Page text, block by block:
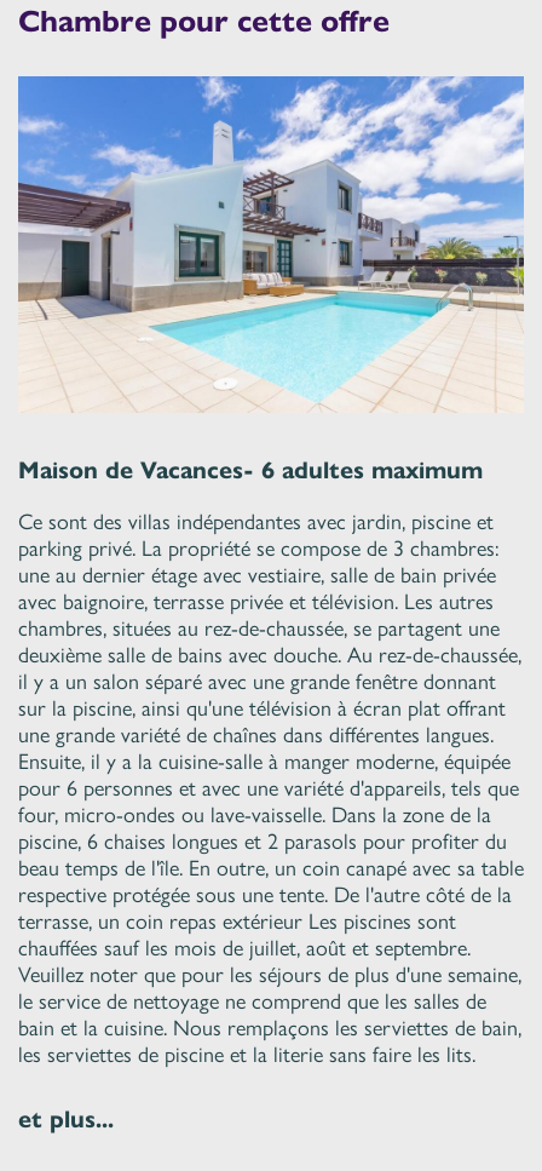
Chambre pour cette offre
Maison de Vacances- 6 adultes maximum
Ce sont des villas indépendantes avec jardin, piscine et
parking privé. La propriété se compose de 3 chambres:
une au dernier étage avec vestiaire, salle de bain privée
avec baignoire, terrasse privée et télévision. Les autres
chambres, situées au rez-de-chaussée, se partagent une
deuxième salle de bains avec douche. Au rez-de-chaussée,
il y a un salon séparé avec une grande fenêtre donnant
sur la piscine, ainsi qu'une télévision à écran plat offrant
une grande variété de chaînes dans différentes langues.
Ensuite, il y a la cuisine-salle à manger moderne, équipée
pour 6 personnes et avec une variété d'appareils, tels que
four, micro-ondes ou lave-vaisselle. Dans la zone de la
piscine, 6 chaises longues et 2 parasols pour profiter du
beau temps de l'île. En outre, un coin canapé avec sa table
respective protégée sous une tente. De l'autre côté de la
terrasse, un coin repas extérieur Les piscines sont
chauffées sauf les mois de juillet, août et septembre.
Veuillez noter que pour les séjours de plus d'une semaine,
le service de nettoyage ne comprend que les salles de
bain et la cuisine. Nous remplaçons les serviettes de bain,
les serviettes de piscine et la literie sans faire les lits.
et plus...